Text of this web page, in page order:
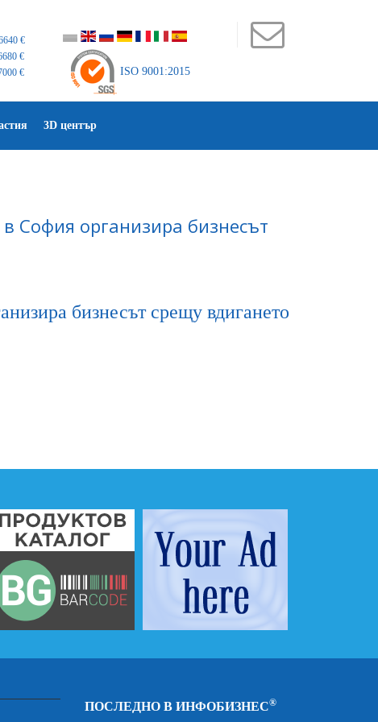
€
€
€ ISO 9001:2015
3D център
София организира бизнесът
бизнесът срещу вдигането
ПОСЛЕДНО В ИНФОБИЗНЕС®